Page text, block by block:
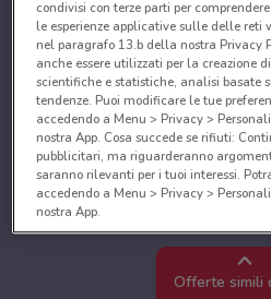
Offerte simili
condivisi con terze parti per
le esperienze applicative sulle delle reti
nel paragrafo 13.b della nostra Privacy
anche essere utilizzati per la creazione
scientifiche e statistiche, analisi basate
tendenze. Puoi modificare le tue
accedendo a Menu > Privacy >
nostra App. Cosa succede se rifiuti:
pubblicitari, ma riguarderanno
saranno rilevanti per i tuoi interessi.
accedendo a Menu > Privacy >
nostra App.
Noi e i nostri partner trattiamo
Utilizzare dati di geolocalizzazione
caratteristiche del dispositivo ai fini